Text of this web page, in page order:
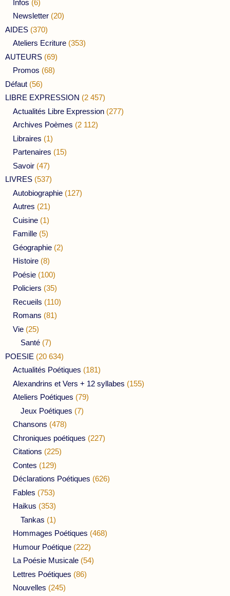
Infos (6)
Newsletter (20)
AIDES (370)
Ateliers Ecriture (353)
AUTEURS (69)
Promos (68)
Défaut (56)
LIBRE EXPRESSION (2 457)
Actualités Libre Expression (277)
Archives Poèmes (2 112)
Libraires (1)
Partenaires (15)
Savoir (47)
LIVRES (537)
Autobiographie (127)
Autres (21)
Cuisine (1)
Famille (5)
Géographie (2)
Histoire (8)
Poésie (100)
Policiers (35)
Recueils (110)
Romans (81)
Vie (25)
Santé (7)
POESIE (20 634)
Actualités Poétiques (181)
Alexandrins et Vers + 12 syllabes (155)
Ateliers Poétiques (79)
Jeux Poétiques (7)
Chansons (478)
Chroniques poétiques (227)
Citations (225)
Contes (129)
Déclarations Poétiques (626)
Fables (753)
Haikus (353)
Tankas (1)
Hommages Poétiques (468)
Humour Poétique (222)
La Poésie Musicale (54)
Lettres Poétiques (86)
Nouvelles (245)